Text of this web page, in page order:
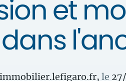
et
dans
immobilier.lefigaro.fr, le